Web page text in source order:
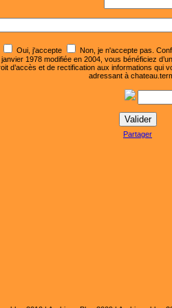
Oui, j'accepte
Non, je n'accepte pas.
janvier 1978 modifiée en 2004, vous bénéficiez
d’accès et de rectification aux informations
adressant à
Partager